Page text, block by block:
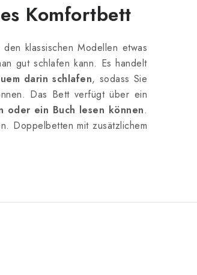
Komfortbett
klassischen Modellen etwas
gut schlafen kann. Es handelt
darin schlafen, sodass Sie
Das Bett verfügt über ein
oder ein Buch lesen können.
Doppelbetten mit zusätzlichem